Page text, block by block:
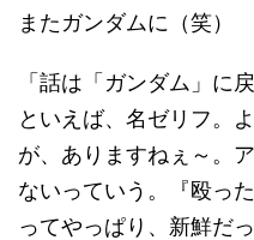
またガンダムに（笑）
「話は「ガンダム」に
といえば、名ゼリフ。
が、ありますねぇ～。
ないっていう。『殴っ
ってやっぱり、新鮮だ